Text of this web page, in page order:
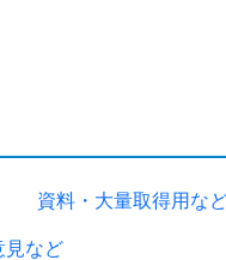
資料・大量取得用な
見など